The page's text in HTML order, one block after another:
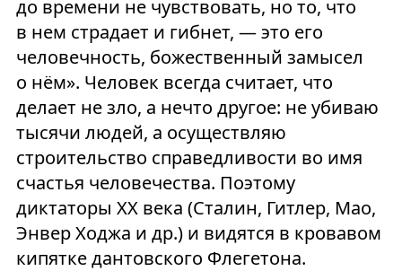
до времени не чувствовать, но то, что
в нем страдает и гибнет, — это его
человечность, божественный замысел
о нём». Человек всегда считает, что
делает не зло, а нечто другое: не убиваю
тысячи людей, а осуществляю
строительство справедливости во имя
счастья человечества. Поэтому
диктаторы XX века (Сталин, Гитлер, Мао,
Энвер Ходжа и др.) и видятся в кровавом
кипятке дантовского Флегетона.